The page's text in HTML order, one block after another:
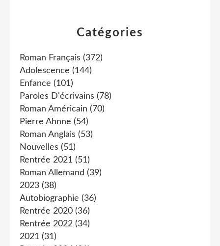
Catégories
Roman Français (372)
Adolescence (144)
Enfance (101)
Paroles D'écrivains (78)
Roman Américain (70)
Pierre Ahnne (54)
Roman Anglais (53)
Nouvelles (51)
Rentrée 2021 (51)
Roman Allemand (39)
2023 (38)
Autobiographie (36)
Rentrée 2020 (36)
Rentrée 2022 (34)
2021 (31)